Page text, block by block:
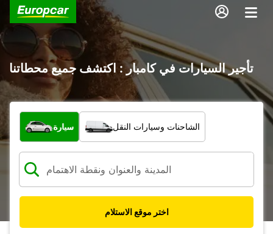
تأجير السيارات في كامبار : اكتشف جميع محطاتنا
ما نوع المركبة؟
سيارة الشاحنات وسيارات النقل
اختر موقع الاستلام